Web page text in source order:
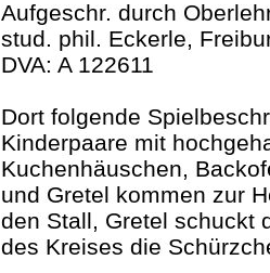
Aufgeschr. durch
stud. phil. Eckerle,
DVA: A 122611
Dort folgende
Kinderpaare mit
Kuchenhäuschen,
und Gretel kommen zur
den Stall, Gretel schuckt
des Kreises die